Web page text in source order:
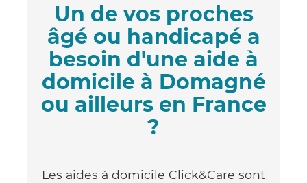
Un de vos proches
âgé ou handicapé a
besoin d'une aide à
domicile à Domagné
ou ailleurs en France
?
Les aides à domicile Click&Care sont